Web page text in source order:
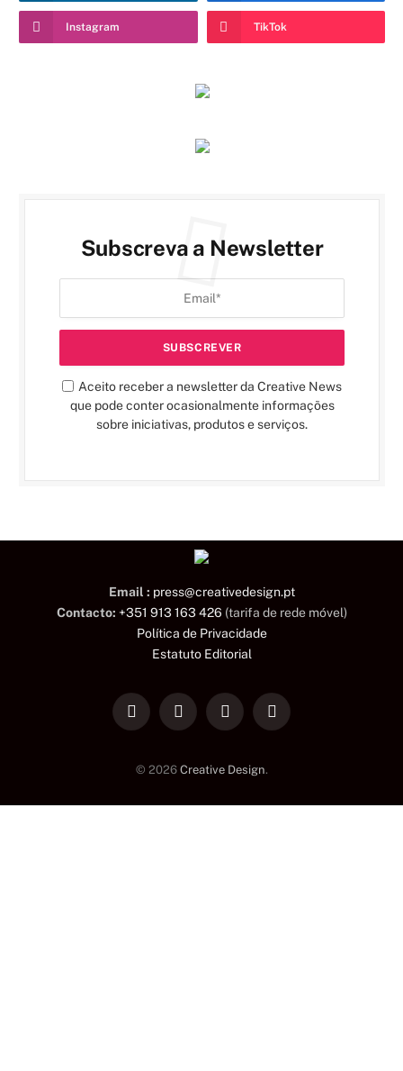
Instagram TikTok
Subscreva a Newsletter
Aceito receber a newsletter da Creative News
que pode conter ocasionalmente informações
sobre iniciativas, produtos e serviços.
Email : press@creativedesign.pt
Contacto: +351 913 163 426 (tarifa de rede móvel)
Política de Privacidade
Estatuto Editorial
LinkedInFacebookInstagramTikTok
© 2026 Creative Design.